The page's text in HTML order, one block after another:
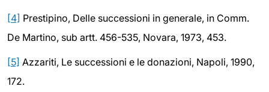
[4] Prestipino, Delle successioni in generale, in Comm.
De Martino, sub artt. 456-535, Novara, 1973, 453.
[5] Azzariti, Le successioni e le donazioni, Napoli, 1990,
172.